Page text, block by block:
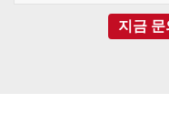
지금